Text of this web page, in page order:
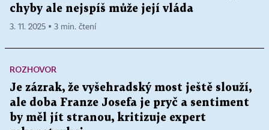
chyby ale nejspíš může její vláda
3. 11. 2025 ▪ 3 min. čtení
ROZHOVOR
Je zázrak, že vyšehradský most ještě slouží,
ale doba Franze Josefa je pryč a sentiment
by měl jít stranou, kritizuje expert